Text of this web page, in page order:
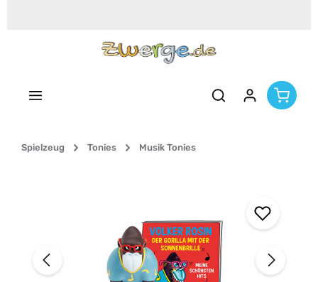
Spielzeug Tonies Musik Tonies